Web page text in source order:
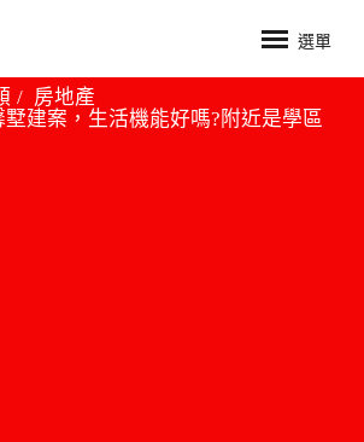
選單
房地產
建案，生活機能好嗎?附近是學區